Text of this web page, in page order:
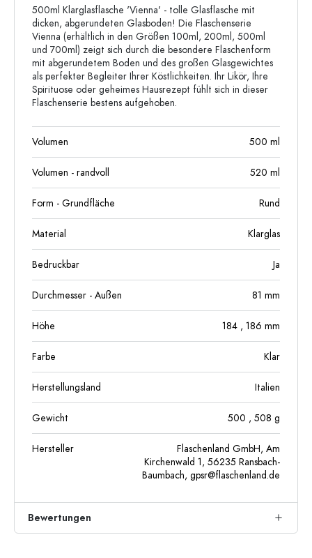
500ml Klarglasflasche 'Vienna' - tolle Glasflasche mit
dicken, abgerundeten Glasboden! Die Flaschenserie
Vienna (erhältlich in den Größen 100ml, 200ml, 500ml
und 700ml) zeigt sich durch die besondere Flaschenform
mit abgerundetem Boden und des großen Glasgewichtes
als perfekter Begleiter Ihrer Köstlichkeiten. Ihr Likör, Ihre
Spirituose oder geheimes Hausrezept fühlt sich in dieser
Flaschenserie bestens aufgehoben.
Volumen 500 ml
Volumen - randvoll 520 ml
Form - Grundfläche Rund
Material Klarglas
Bedruckbar Ja
Durchmesser - Außen 81 mm
Höhe 184 , 186 mm
Farbe Klar
Herstellungsland Italien
Gewicht 500 , 508 g
Hersteller
Flaschenland GmbH, Am
Kirchenwald 1, 56235 Ransbach-
Baumbach, gpsr@flaschenland.de
Bewertungen